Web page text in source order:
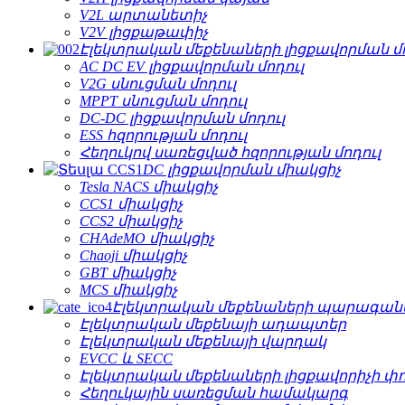
V2L արտանետիչ
V2V լիցքաթափիչ
Էլեկտրական մեքենաների լիցքավորման
AC DC EV լիցքավորման մոդուլ
V2G սնուցման մոդուլ
MPPT սնուցման մոդուլ
DC-DC լիցքավորման մոդուլ
ESS հզորության մոդուլ
Հեղուկով սառեցված հզորության մոդուլ
DC լիցքավորման միակցիչ
Tesla NACS միակցիչ
CCS1 միակցիչ
CCS2 միակցիչ
CHAdeMO միակցիչ
Chaoji միակցիչ
GBT միակցիչ
MCS միակցիչ
Էլեկտրական մեքենաների
Էլեկտրական մեքենայի ադապտեր
Էլեկտրական մեքենայի վարդակ
EVCC և SECC
Էլեկտրական մեքենաների լիցքավորիչի
Հեղուկային սառեցման համակարգ